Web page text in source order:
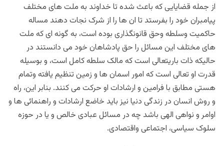
از جمله قضایایی که باعث شده تا خداوند به ملت های مختلف
پیامبران خود را بفرستد تا ان ها را از شرک نجات دهند مساله
حاکمیت وسلطه وحق قانونگذاری بوده است، به گونه ای که ملت
های مختلف این مسائل را حق پادشاهان خود می دانستند در
حالیکه ذات باریتعالی است که مالک سلطه کامل است، و بوسیله
قدرت او تعالی است که امور اسمان ها و زمین تنظیم یافته وتمام
هستی مطابق با فرامین و ارشادات او حرکت می کنند. بنابر این، راه
و روش انسان در زندگی دنیا نیز باید خاضع ارشادات و راهنمائی ها و
اوامر و نواهی الهی باشد چه در مسائل عبادی خالص و یا در حوزه
سلوک سیاسی، اجتماعی واقتصادی.